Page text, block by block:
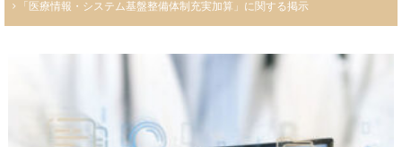
ニ
ク
「医療情報・システム基盤整備体制充実加算」に関する掲示